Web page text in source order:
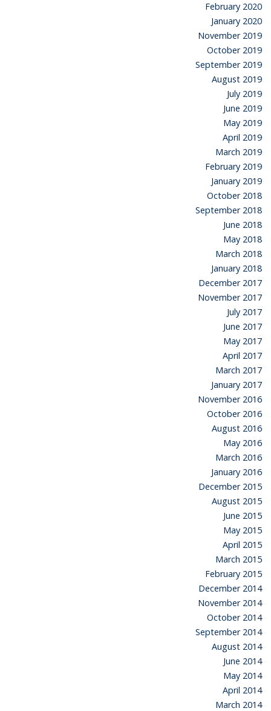
February 2020
January 2020
November 2019
October 2019
September 2019
August 2019
July 2019
June 2019
May 2019
April 2019
March 2019
February 2019
January 2019
October 2018
September 2018
June 2018
May 2018
March 2018
January 2018
December 2017
November 2017
July 2017
June 2017
May 2017
April 2017
March 2017
January 2017
November 2016
October 2016
August 2016
May 2016
March 2016
January 2016
December 2015
August 2015
June 2015
May 2015
April 2015
March 2015
February 2015
December 2014
November 2014
October 2014
September 2014
August 2014
June 2014
May 2014
April 2014
March 2014